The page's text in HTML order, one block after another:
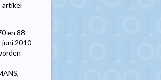
artikel
en 88
juni 2010